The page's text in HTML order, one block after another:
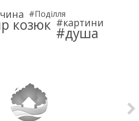
Поділля
козюк картини
душа